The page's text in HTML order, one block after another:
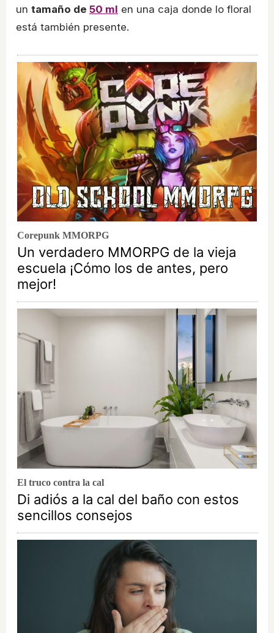
un tamaño de 50 ml en una caja donde lo floral
está también presente.
Corepunk MMORPG
Un verdadero MMORPG de la vieja
escuela ¡Cómo los de antes, pero
mejor!
El truco contra la cal
Di adiós a la cal del baño con estos
sencillos consejos